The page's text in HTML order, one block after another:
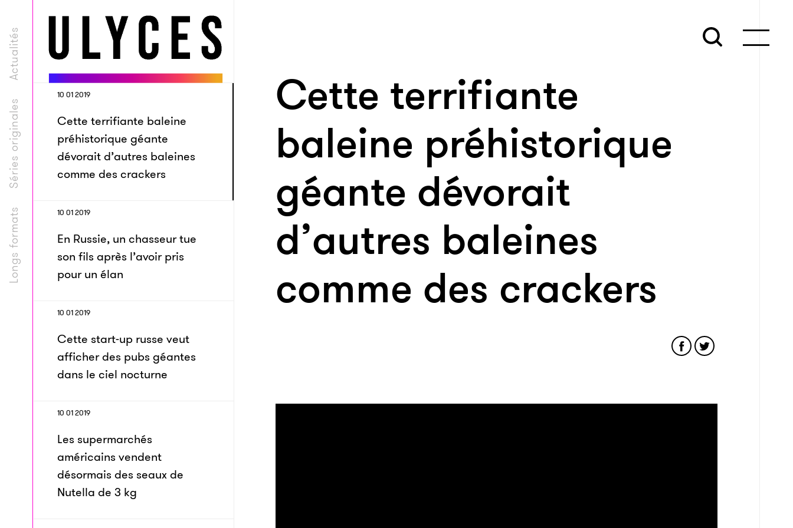
Longs formats
Séries originales
Actualités
10 01 2019
Cette terrifiante baleine
préhistorique géante
dévorait d’autres baleines
comme des crackers
10 01 2019
En Russie, un chasseur tue
son fils après l’avoir pris
pour un élan
10 01 2019
Cette start-up russe veut
afficher des pubs géantes
dans le ciel nocturne
10 01 2019
Les supermarchés
américains vendent
désormais des seaux de
Nutella de 3 kg
Cette terrifiante
baleine préhistorique
géante dévorait
d’autres baleines
comme des crackers